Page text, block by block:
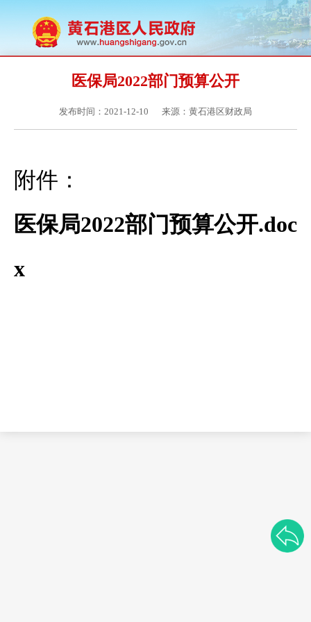
医保局2022部门预算公开
发布时间：2021-12-10 来源：黄石港区财政局
附件：
医保局2022部门预算公开.doc
x